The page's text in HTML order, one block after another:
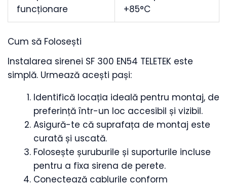
funcționare
+85°C
Cum să Folosești
Instalarea sirenei SF 300 EN54 TELETEK este
simplă. Urmează acești pași:
Identifică locația ideală pentru montaj, de
preferință într-un loc accesibil și vizibil.
Asigură-te că suprafața de montaj este
curată și uscată.
Folosește șuruburile și suporturile incluse
pentru a fixa sirena de perete.
Conectează cablurile conform